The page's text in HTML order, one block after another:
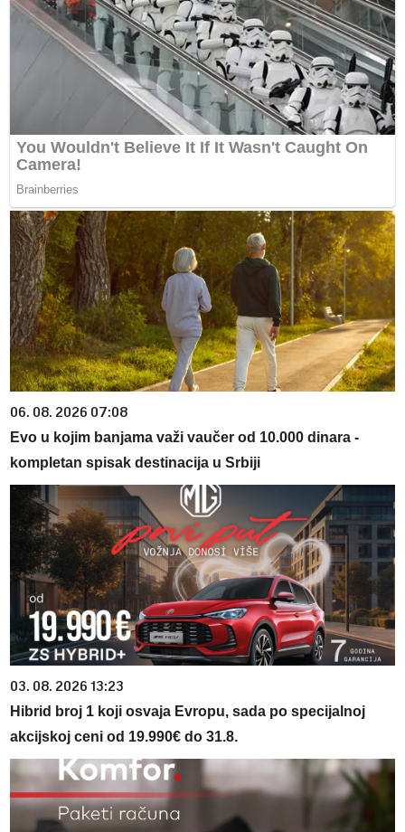
06. 08. 2026 07:08
Evo u kojim banjama važi vaučer od 10.000 dinara -
kompletan spisak destinacija u Srbiji
03. 08. 2026 13:23
Hibrid broj 1 koji osvaja Evropu, sada po specijalnoj
akcijskoj ceni od 19.990€ do 31.8.